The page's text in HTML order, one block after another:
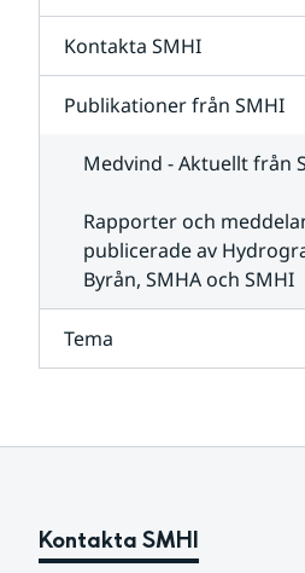
Kontakta SMHI
Publikationer från SMHI
Medvind - Aktuellt från
Rapporter och
publicerade av
Byrån, SMHA och SMHI
Tema
Kontakta SMHI